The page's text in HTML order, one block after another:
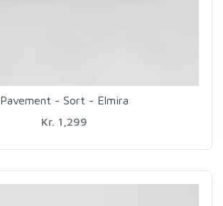
Pavement - Sort - Elmira
Kr. 1,299